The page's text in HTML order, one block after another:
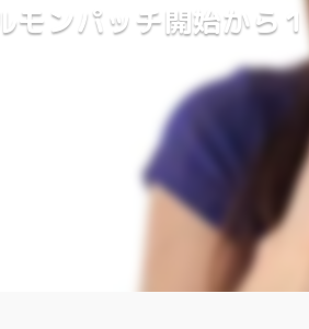
モンパッチ開始から